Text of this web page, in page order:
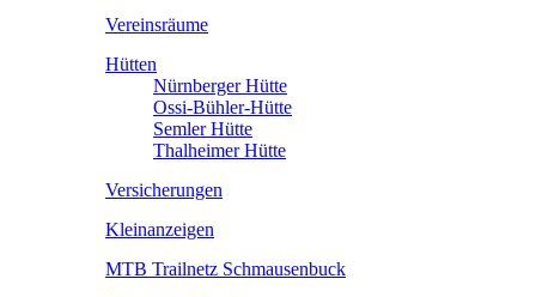
Vereinsräume
Hütten
Nürnberger Hütte
Ossi-Bühler-Hütte
Semler Hütte
Thalheimer Hütte
Versicherungen
Kleinanzeigen
MTB Trailnetz Schmausenbuck